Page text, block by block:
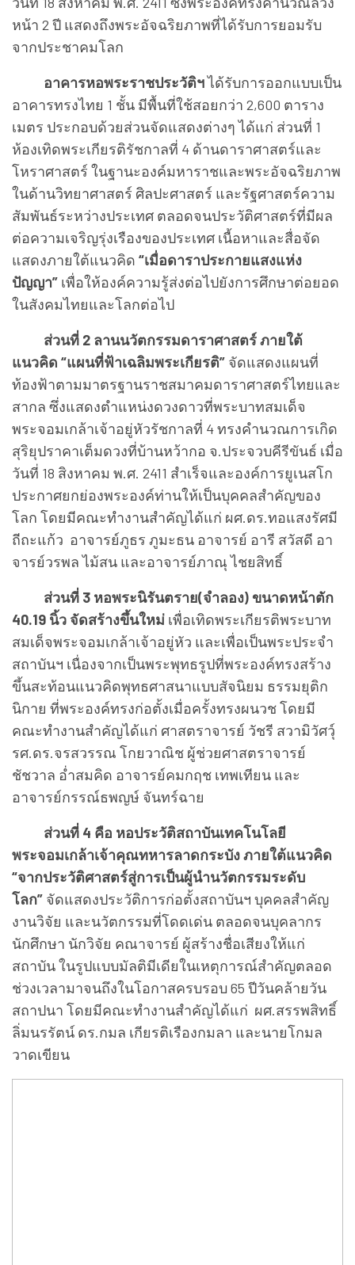
หน้า 2 ปี แสดงถึงพระอัจฉริยภาพที่ได้รับการยอมรับ
จากประชาคมโลก
อาคารหอพระราชประวัติฯได้รับการออกแบบเป็น
อาคารทรงไทย 1 ชั้น มีพื้นที่ใช้สอยกว่า 2,600 ตาราง
เมตร ประกอบด้วยส่วนจัดแสดงต่างๆ ได้แก่ ส่วนที่ 1
ห้องเทิดพระเกียรติรัชกาลที่ 4 ด้านดาราศาสตร์และ
โหราศาสตร์ ในฐานะองค์มหาราชและพระอัจฉริยภาพ
ในด้านวิทยาศาสตร์ ศิลปะศาสตร์ และรัฐศาสตร์ความ
สัมพันธ์ระหว่างประเทศ ตลอดจนประวัติศาสตร์ที่มีผล
ต่อความเจริญรุ่งเรืองของประเทศ เนื้อหาและสื่อจัด
แสดงภายใต้แนวคิด “เมื่อดาราประกายแสงแห่ง
ปัญญา” เพื่อให้องค์ความรู้ส่งต่อไปยังการศึกษาต่อยอด
ในสังคมไทยและโลกต่อไป
ส่วนที่ 2 ลานนวัตกรรมดาราศาสตร์ ภายใต้
แนวคิด “แผนที่ฟ้าเฉลิมพระเกียรติ” จัดแสดงแผนที่
ท้องฟ้าตามมาตรฐานราชสมาคมดาราศาสตร์ไทยและ
สากล ซึ่งแสดงตำแหน่งดวงดาวที่พระบาทสมเด็จ
พระจอมเกล้าเจ้าอยู่หัวรัชกาลที่ 4 ทรงคำนวณการเกิด
สุริยุปราคาเต็มดวงที่บ้านหว้ากอ จ.ประจวบคีรีขันธ์ เมื่อ
วันที่ 18 สิงหาคม พ.ศ. 2411 สำเร็จและองค์การยูเนสโก
ประกาศยกย่องพระองค์ท่านให้เป็นบุคคลสำคัญของ
โลก โดยมีคณะทำงานสำคัญได้แก่ ผศ.ดร.ทอแสงรัศมี
ถีถะแก้ว อาจารย์ภูธร ภูมะธน อาจารย์ อารี สวัสดี อา
จารย์วรพล ไม้สน และอาจารย์ภาณุ ไชยสิทธิ์
ส่วนที่ 3 หอพระนิรันตราย(จำลอง) ขนาดหน้าตัก
40.19 นิ้ว จัดสร้างขึ้นใหม่ เพื่อเทิดพระเกียรติพระบาท
สมเด็จพระจอมเกล้าเจ้าอยู่หัว และเพื่อเป็นพระประจำ
สถาบันฯ เนื่องจากเป็นพระพุทธรูปที่พระองค์ทรงสร้าง
ขึ้นสะท้อนแนวคิดพุทธศาสนาแบบสัจนิยม ธรรมยุติก
นิกาย ที่พระองค์ทรงก่อตั้งเมื่อครั้งทรงผนวช โดยมี
คณะทำงานสำคัญได้แก่ ศาสตราจารย์ วัชรี สวามิวัศวุ์
รศ.ดร.จรสวรรณ โกยวาณิช ผู้ช่วยศาสตราจารย์
ชัชวาล อ่ำสมคิด อาจารย์คมกฤช เทพเทียน และ
อาจารย์กรรณ์ธพญษ์ จันทร์ฉาย
ส่วนที่ 4 คือ หอประวัติสถาบันเทคโนโลยี
พระจอมเกล้าเจ้าคุณทหารลาดกระบัง ภายใต้แนวคิด
“จากประวัติศาสตร์สู่การเป็นผู้นำนวัตกรรมระดับ
โลก” จัดแสดงประวัติการก่อตั้งสถาบันฯ บุคคลสำคัญ
งานวิจัย และนวัตกรรมที่โดดเด่น ตลอดจนบุคลากร
นักศึกษา นักวิจัย คณาจารย์ ผู้สร้างชื่อเสียงให้แก่
สถาบัน ในรูปแบบมัลติมีเดียในเหตุการณ์สำคัญตลอด
ช่วงเวลามาจนถึงในโอกาสครบรอบ 65 ปีวันคล้ายวัน
สถาปนา โดยมีคณะทำงานสำคัญได้แก่ ผศ.สรรพสิทธิ์
ลิ่มนรรัตน์ ดร.กมล เกียรติเรืองกมลา และนายโกมล
วาดเขียน